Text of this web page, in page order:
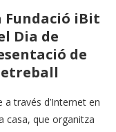
Fundació iBit
Dia de
de
través d’Internet en
casa, que organitza